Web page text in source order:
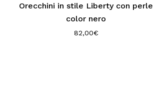
Orecchini in stile Liberty con perle
color nero
82,00€